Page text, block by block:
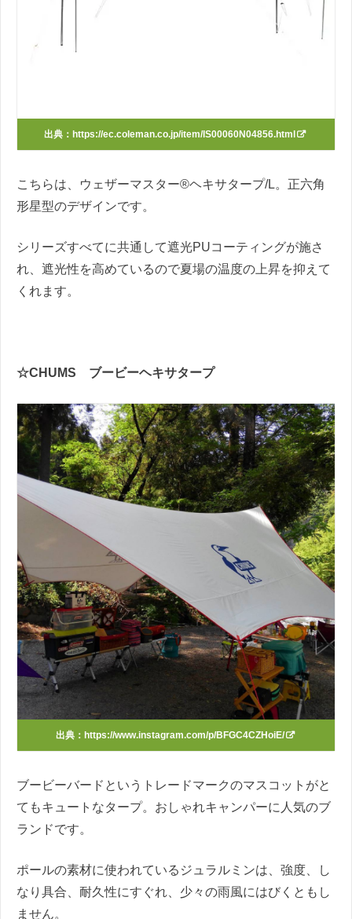
出典： https://ec.coleman.co.jp/item/IS00060N04856.html
こちらは、ウェザーマスター®ヘキサタープ/L。正六角
形星型のデザインです。
シリーズすべてに共通して遮光PUコーティングが施さ
れ、遮光性を高めているので夏場の温度の上昇を抑えて
くれます。
☆CHUMS ブービーヘキサタープ
出典： https://www.instagram.com/p/BFGC4CZHoiE/
ブービーバードというトレードマークのマスコットがと
てもキュートなタープ。おしゃれキャンパーに人気のブ
ランドです。
ポールの素材に使われているジュラルミンは、強度、し
なり具合、耐久性にすぐれ、少々の雨風にはびくともし
ません。